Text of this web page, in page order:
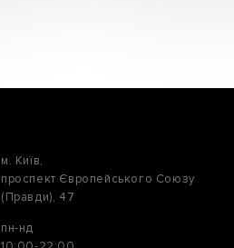
м. Київ,
проспект Європейського Союзу
(Правди), 47
пн-нд